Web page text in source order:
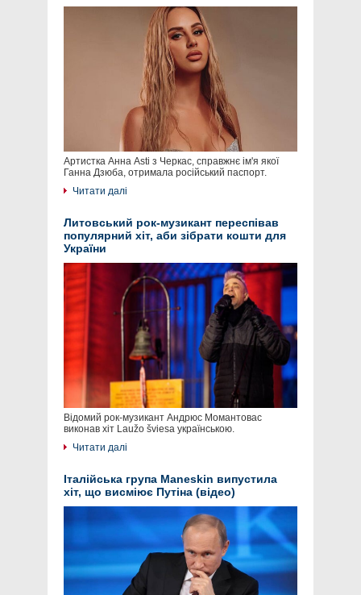
Артистка Анна Asti з Черкас, справжнє ім'я якої
Ганна Дзюба, отримала російський паспорт.
Читати далі
Литовський рок-музикант переспівав
популярний хіт, аби зібрати кошти для
України
Відомий рок-музикант Андрюс Момантовас
виконав хіт Laužo šviesa українською.
Читати далі
Італійська група Maneskin випустила
хіт, що висміює Путіна (відео)